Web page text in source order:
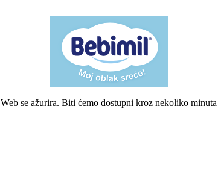
Web se ažurira. Biti ćemo dostupni kroz nekoliko minuta